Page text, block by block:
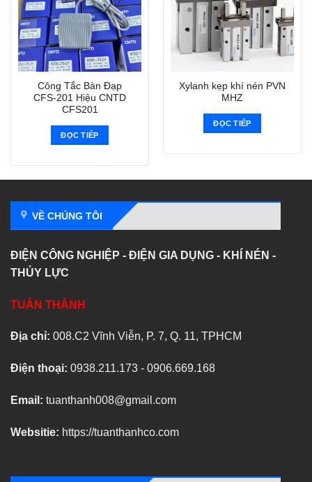
Công Tắc Bàn Đạp
CFS-201 Hiệu CNTD
CFS201
ĐỌC TIẾP
Xylanh kẹp khí nén PVN
MHZ
ĐỌC TIẾP
VỀ CHÚNG TÔI
ĐIỆN CÔNG NGHIỆP - ĐIỆN GIA DỤNG - KHÍ NÉN -
THỦY LỰC
TUẤN THÀNH
Địa chỉ: 008.C2 Vĩnh Viễn, P. 7, Q. 11, TPHCM
Điện thoại: 0938.211.173 - 0906.669.168
Email: tuanthanh008@gmail.com
Websitie: https://tuanthanhco.com